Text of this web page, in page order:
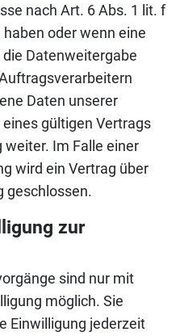
nach Art. 6 Abs. 1 lit. f
haben oder wenn eine
Datenweitergabe
Daten unserer
gültigen Vertrags
Im Falle einer
wird ein Vertrag über
geschlossen.
zur
sind nur mit
möglich. Sie
Einwilligung jederzeit